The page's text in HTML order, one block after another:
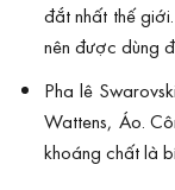
đắt nhất thế
nên được dùng
Pha lê
Wattens, Áo.
khoáng chất là